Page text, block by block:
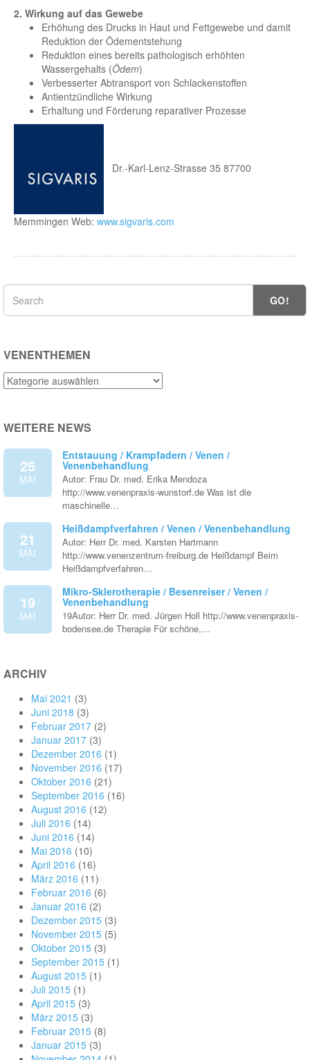
2. Wirkung auf das Gewebe
Erhöhung des Drucks in Haut und Fettgewebe und damit
Reduktion der Ödementstehung
Reduktion eines bereits pathologisch erhöhten
Wassergehalts (Ödem)
Verbesserter Abtransport von Schlackenstoffen
Antientzündliche Wirkung
Erhaltung und Förderung reparativer Prozesse
Dr.-Karl-Lenz-Strasse 35 87700
Memmingen Web: www.sigvaris.com
GO!
VENENTHEMEN
Venenthemen
WEITERE NEWS
25
MAI
Entstauung / Krampfadern / Venen /
Venenbehandlung
Autor: Frau Dr. med. Erika Mendoza
http://www.venenpraxis-wunstorf.de Was ist die
maschinelle…
21
MAI
Heißdampfverfahren / Venen / Venenbehandlung
Autor: Herr Dr. med. Karsten Hartmann
http://www.venenzentrum-freiburg.de Heißdampf Beim
Heißdampfverfahren…
19
MAI
Mikro-Sklerotherapie / Besenreiser / Venen /
Venenbehandlung
19Autor: Herr Dr. med. Jürgen Holl http://www.venenpraxis-
bodensee.de Therapie Für schöne,…
ARCHIV
Mai 2021 (3)
Juni 2018 (3)
Februar 2017 (2)
Januar 2017 (3)
Dezember 2016 (1)
November 2016 (17)
Oktober 2016 (21)
September 2016 (16)
August 2016 (12)
Juli 2016 (14)
Juni 2016 (14)
Mai 2016 (10)
April 2016 (16)
März 2016 (11)
Februar 2016 (6)
Januar 2016 (2)
Dezember 2015 (3)
November 2015 (5)
Oktober 2015 (3)
September 2015 (1)
August 2015 (1)
Juli 2015 (1)
April 2015 (3)
März 2015 (3)
Februar 2015 (8)
Januar 2015 (3)